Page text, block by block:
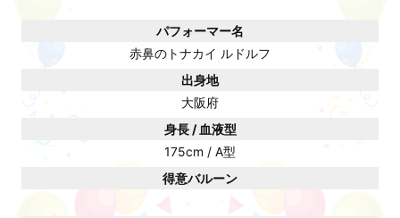
パフォーマー名
赤鼻のトナカイ ルドルフ
出身地
大阪府
身長 / 血液型
175cm / A型
得意バルーン